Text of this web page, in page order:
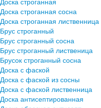
Доска строганная сосна
Доска строганная лиственница
Брус строганный
Брус строганный сосна
Брус строганный лиственица
Брусок строганный сосна
Доска с фаской
Доска с фаской из сосны
Доска с фаской лиственница
Доска антисептированная